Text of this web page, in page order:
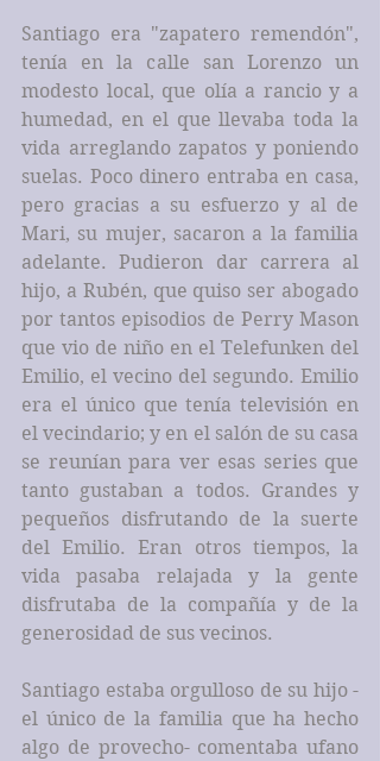
Santiago era "zapatero remendón",
tenía en la calle san Lorenzo un
modesto local, que olía a rancio y a
humedad, en el que llevaba toda la
vida arreglando zapatos y poniendo
suelas. Poco dinero entraba en casa,
pero gracias a su esfuerzo y al de
Mari, su mujer, sacaron a la familia
adelante. Pudieron dar carrera al
hijo, a Rubén, que quiso ser abogado
por tantos episodios de Perry Mason
que vio de niño en el Telefunken del
Emilio, el vecino del segundo. Emilio
era el único que tenía televisión en
el vecindario; y en el salón de su casa
se reunían para ver esas series que
tanto gustaban a todos. Grandes y
pequeños disfrutando de la suerte
del Emilio. Eran otros tiempos, la
vida pasaba relajada y la gente
disfrutaba de la compañía y de la
generosidad de sus vecinos.
Santiago estaba orgulloso de su hijo -
el único de la familia que ha hecho
algo de provecho- comentaba ufano